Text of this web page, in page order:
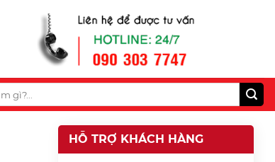
HỖ TRỢ KHÁCH HÀNG